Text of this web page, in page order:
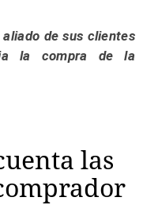
de sus clientes
la compra de la
las